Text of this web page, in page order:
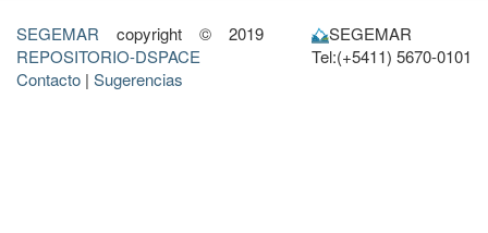
SEGEMAR copyright © 2019
REPOSITORIO-DSPACE
Contacto | Sugerencias
SEGEMAR
Tel:(+5411) 5670-0101